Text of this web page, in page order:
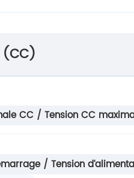
(CC)
CC / Tension CC
/ Tension